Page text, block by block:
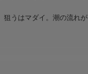
狙うはマダイ。潮の流れが